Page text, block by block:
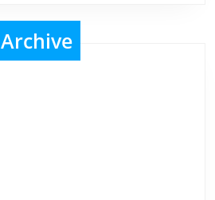
Archive